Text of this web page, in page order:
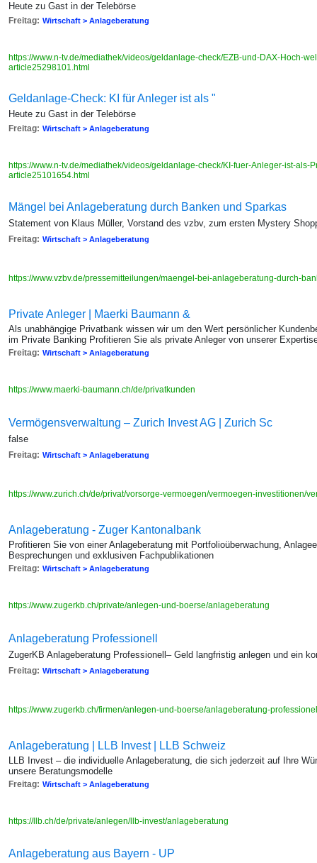
Heute zu Gast in der Telebörse
Freitag: Wirtschaft > Anlageberatung
https://www.n-tv.de/mediathek/videos/geldanlage-check/EZB-und-DAX-Hoch-
article25298101.html
Geldanlage-Check: KI für Anleger ist als "
Heute zu Gast in der Telebörse
Freitag: Wirtschaft > Anlageberatung
https://www.n-tv.de/mediathek/videos/geldanlage-check/KI-fuer-Anleger-ist-als-
article25101654.html
Mängel bei Anlageberatung durch Banken und Sparkas
Statement von Klaus Müller, Vorstand des vzbv, zum ersten Mystery
Freitag: Wirtschaft > Anlageberatung
https://www.vzbv.de/pressemitteilungen/maengel-bei-anlageberatung-durch-
Private Anleger | Maerki Baumann &
Als unabhängige Privatbank wissen wir um den Wert persönlicher
im Private Banking Profitieren Sie als private Anleger von unserer
Freitag: Wirtschaft > Anlageberatung
https://www.maerki-baumann.ch/de/privatkunden
Vermögensverwaltung – Zurich Invest AG | Zurich Sc
false
Freitag: Wirtschaft > Anlageberatung
https://www.zurich.ch/de/privat/vorsorge-vermoegen/vermoegen-investitionen/
Anlageberatung - Zuger Kantonalbank
Profitieren Sie von einer Anlageberatung mit Portfolioüberwachung,
Besprechungen und exklusiven Fachpublikationen
Freitag: Wirtschaft > Anlageberatung
https://www.zugerkb.ch/private/anlegen-und-boerse/anlageberatung
Anlageberatung Professionell
ZugerKB Anlageberatung Professionell– Geld langfristig anlegen und ein
Freitag: Wirtschaft > Anlageberatung
https://www.zugerkb.ch/firmen/anlegen-und-boerse/anlageberatung-
Anlageberatung | LLB Invest | LLB Schweiz
LLB Invest – die individuelle Anlageberatung, die sich jederzeit auf Ihre
unsere Beratungsmodelle
Freitag: Wirtschaft > Anlageberatung
https://llb.ch/de/private/anlegen/llb-invest/anlageberatung
Anlageberatung aus Bayern - UP